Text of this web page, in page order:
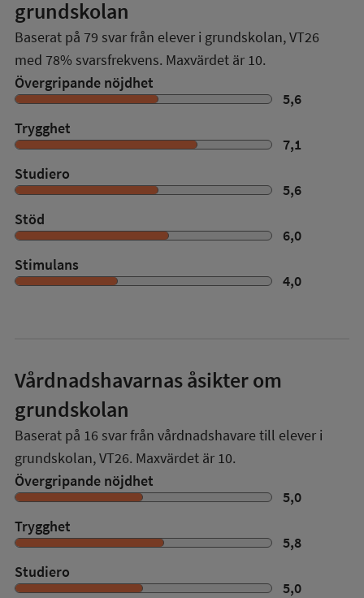
grundskolan
Baserat på 79 svar från elever i grundskolan,VT26
med 78% svarsfrekvens. Maxvärdet är 10.
Övergripande nöjdhet
5,6
Trygghet
7,1
Studiero
5,6
Stöd
6,0
Stimulans
4,0
Vårdnadshavarnas åsikter om
grundskolan
Baserat på 16 svar från vårdnadshavare till elever i
grundskolan,VT26. Maxvärdet är 10.
Övergripande nöjdhet
5,0
Trygghet
5,8
Studiero
5,0